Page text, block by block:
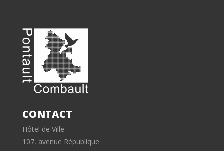
CONTACT
Hôtel de Ville
107, avenue République